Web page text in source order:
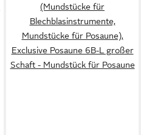
(Mundstücke für
Blechblasinstrumente,
Mundstücke für Posaune),
Exclusive Posaune 6B-L großer
Schaft - Mundstück für Posaune